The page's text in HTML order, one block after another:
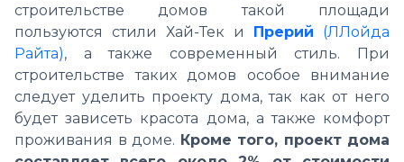
строительстве домов такой площади
пользуются стили Хай-Тек и Прерий (ЛЛойда
Райта), а также современный стиль. При
строительстве таких домов особое внимание
следует уделить проекту дома, так как от него
будет зависеть красота дома, а также комфорт
проживания в доме. Кроме того, проект дома